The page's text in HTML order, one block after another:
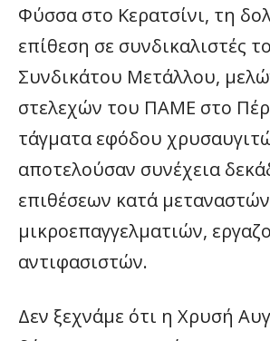
Φύσσα στο Κερατσίνι, τη
επίθεση σε συνδικαλιστές
Συνδικάτου Μετάλλου,
στελεχών του ΠΑΜΕ στο
τάγματα εφόδου
αποτελούσαν συνέχεια
επιθέσεων κατά
μικροεπαγγελματιών,
αντιφασιστών.
Δεν ξεχνάμε ότι η Χρυσή